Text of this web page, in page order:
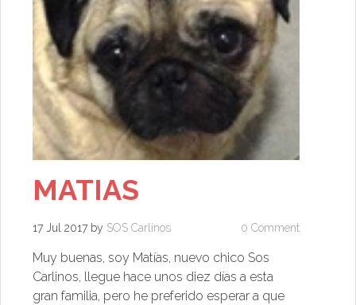
MATIAS
17 Jul 2017 by SOS Carlinos 0 Comment
Muy buenas, soy Matías, nuevo chico Sos
Carlinos, llegue hace unos diez días a esta
gran familia, pero he preferido esperar a que